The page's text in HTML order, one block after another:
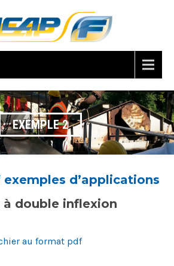
EXEMPLE 2
exemples d’applications
à double inflexion
au format pdf